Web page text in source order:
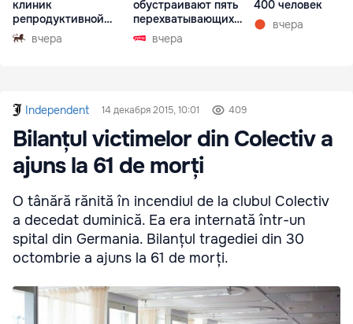
клиник
репродуктивной
медицины
вчера
обустраивают пять
перехватывающих
парковок
вчера
400 человек
вчера
Independent 14 декабря 2015, 10:01 409
Bilanțul victimelor din Colectiv a
ajuns la 61 de morți
O tânără rănită în incendiul de la clubul Colectiv
a decedat duminică. Ea era internată într-un
spital din Germania. Bilanțul tragediei din 30
octombrie a ajuns la 61 de morți.